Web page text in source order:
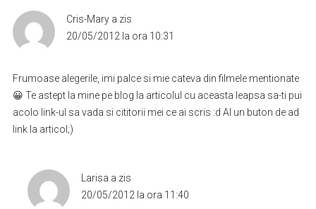
Cris-Mary a zis
20/05/2012 la ora 10:31
Frumoase alegerile, imi palce si mie cateva din filmele mentionate
😀 Te astept la mine pe blog la articolul cu aceasta leapsa sa-ti pui
acolo link-ul sa vada si cititorii mei ce ai scris :d AI un buton de ad
link la articol;)
Larisa a zis
20/05/2012 la ora 11:40